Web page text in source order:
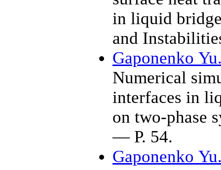
in liquid
and
Gaponenko
Numerical
interfaces in
on two-phase
— P. 54.
Gaponenko